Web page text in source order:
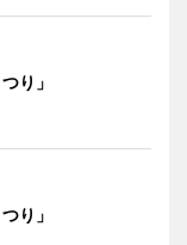
り」
り」